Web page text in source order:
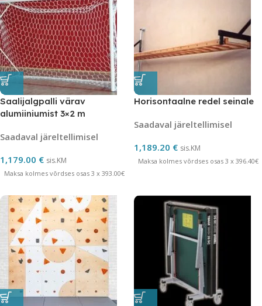
Saalijalgpalli värav
alumiiniumist 3×2 m
Saadaval järeltellimisel
1,179.00 € sis.KM
Maksa kolmes võrdses osas 3 x 393.00€
Horisontaalne redel seinale
Saadaval järeltellimisel
1,189.20 € sis.KM
Maksa kolmes võrdses osas 3 x 396.40€